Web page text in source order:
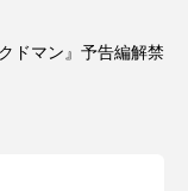
ドマン』予告編解禁